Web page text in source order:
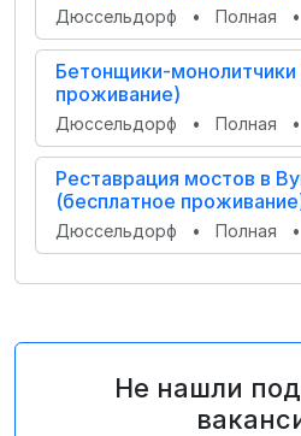
Дюссельдорф • Полная •
Бетонщики-монолитчики
проживание)
Дюссельдорф • Полная •
Реставрация мостов в
(бесплатное
Дюссельдорф • Полная •
Не нашли